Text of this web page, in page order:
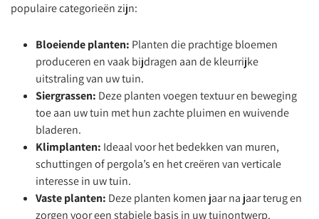
populaire categorieën zijn:
Bloeiende planten: Planten die prachtige bloemen
produceren en vaak bijdragen aan de kleurrijke
uitstraling van uw tuin.
Siergrassen: Deze planten voegen textuur en beweging
toe aan uw tuin met hun zachte pluimen en wuivende
bladeren.
Klimplanten: Ideaal voor het bedekken van muren,
schuttingen of pergola’s en het creëren van verticale
interesse in uw tuin.
Vaste planten: Deze planten komen jaar na jaar terug en
zorgen voor een stabiele basis in uw tuinontwerp.